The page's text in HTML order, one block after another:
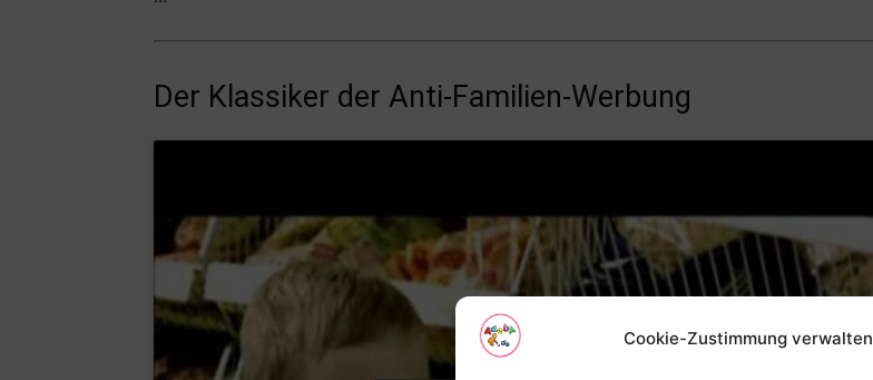
Cookie-Zustimmung verwalten
Der Klassiker der Anti-Familien-Werbung